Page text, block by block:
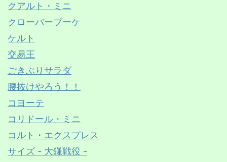
クアルト・ミニ
クローバーブーケ
ケルト
交易王
ごきぶりサラダ
腰抜けやろう！！
コヨーテ
コリドール・ミニ
コルト・エクスプレス
サイズ - 大鎌戦役 -